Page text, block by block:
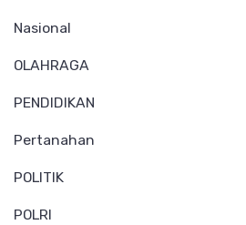
Nasional
OLAHRAGA
PENDIDIKAN
Pertanahan
POLITIK
POLRI